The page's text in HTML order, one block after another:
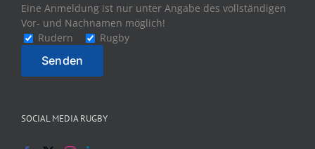
Eine Anmeldung ist nur unter Angabe des vollständigen
Vor- und Nachnamen möglich!
Rudern
Rugby
SOCIAL MEDIA RUGBY